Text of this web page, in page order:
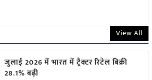
View All
जुलाई 2026 में भारत में ट्रैक्टर रिटेल बिक्री
28.1% बढ़ी